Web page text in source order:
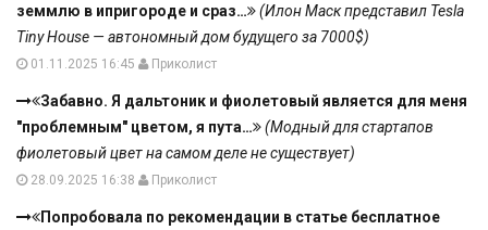
земмлю в ипригороде и сраз…
(Илон Маск представил Tesla
Tiny House — автономный дом будущего за 7000$)
01.11.2025 16:45 Приколист
Забавно. Я дальтоник и фиолетовый является для меня
"проблемным" цветом, я пута…
(Модный для стартапов
фиолетовый цвет на самом деле не существует)
28.09.2025 16:38 Приколист
Попробовала по рекомендации в статье бесплатное